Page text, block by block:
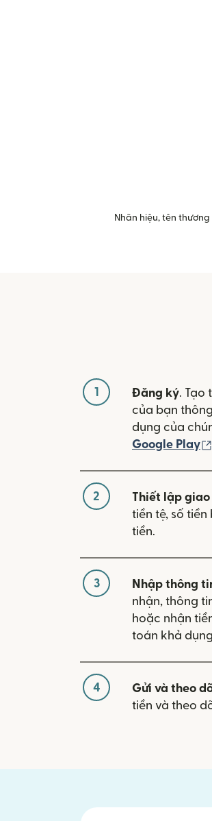
Nhãn hiệu, tên
1 Đăng ký. Tạo
của bạn
dụng của
Google Play
2 Thiết lập giao
tiền tệ, số
tiền.
3 Nhập thông
nhận, thông
hoặc nhận
toán khả
4 Gửi và theo
tiền và theo